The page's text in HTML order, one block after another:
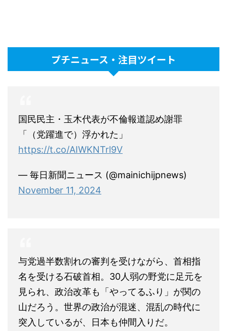
プチニュース・注目ツイート
国民民主・玉木代表が不倫報道認め謝罪
「（党躍進で）浮かれた」
https://t.co/AIWKNTrl9V
— 毎日新聞ニュース (@mainichijpnews)
November 11, 2024
与党過半数割れの審判を受けながら、首相指
名を受ける石破首相。30人弱の野党に足元を
見られ、政治改革も「やってるふり」が関の
山だろう。世界の政治が混迷、混乱の時代に
突入しているが、日本も仲間入りだ。